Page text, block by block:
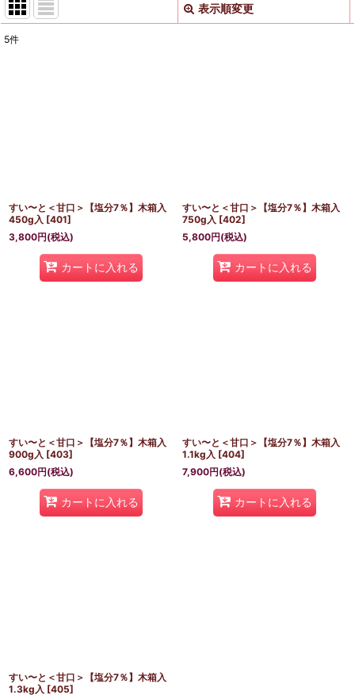
表示順変更
5件
すい〜と＜甘口＞【塩分7％】木箱入
450g入 [401]
3,800円(税込)
カートに入れる
すい〜と＜甘口＞【塩分7％】木箱入
750g入 [402]
5,800円(税込)
カートに入れる
すい〜と＜甘口＞【塩分7％】木箱入
900g入 [403]
6,600円(税込)
カートに入れる
すい〜と＜甘口＞【塩分7％】木箱入
1.1kg入 [404]
7,900円(税込)
カートに入れる
すい〜と＜甘口＞【塩分7％】木箱入
1.3kg入 [405]